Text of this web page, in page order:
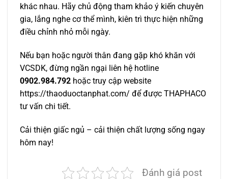
khác nhau. Hãy chủ động tham khảo ý kiến chuyên
gia, lắng nghe cơ thể mình, kiên trì thực hiện những
điều chỉnh nhỏ mỗi ngày.
Nếu bạn hoặc người thân đang gặp khó khăn với
VCSDK, đừng ngần ngại liên hệ hotline
0902.984.792 hoặc truy cập website
https://thaoduoctanphat.com/ để được THAPHACO
tư vấn chi tiết.
Cải thiện giấc ngủ – cải thiện chất lượng sống ngay
hôm nay!
Đánh giá post